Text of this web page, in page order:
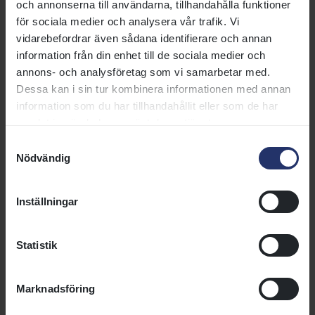
och annonserna till användarna, tillhandahålla funktioner
för sociala medier och analysera vår trafik. Vi
vidarebefordrar även sådana identifierare och annan
information från din enhet till de sociala medier och
annons- och analysföretag som vi samarbetar med.
Dessa kan i sin tur kombinera informationen med annan
information som du har tillhandahållit eller som de har
Nödvändig
Inställningar
Statistik
Marknadsföring
Stamboken
Stamboken för engelska fullblod
stuteribok för fullblod (SvSF).
Läs mer
Avelshingstar
information och praktiska råd
för dig som äger en avelshingst